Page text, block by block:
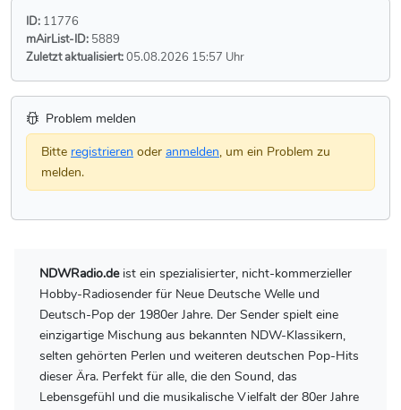
ID: 11776
mAirList-ID: 5889
Zuletzt aktualisiert:05.08.2026 15:57 Uhr
Problem melden
Bitte registrieren oder anmelden, um ein Problem zu
melden.
NDWRadio.deist ein spezialisierter, nicht-kommerzieller
Hobby-Radiosender für Neue Deutsche Welle und
Deutsch-Pop der 1980er Jahre. Der Sender spielt eine
einzigartige Mischung aus bekannten NDW-Klassikern,
selten gehörten Perlen und weiteren deutschen Pop-Hits
dieser Ära. Perfekt für alle, die den Sound, das
Lebensgefühl und die musikalische Vielfalt der 80er Jahre